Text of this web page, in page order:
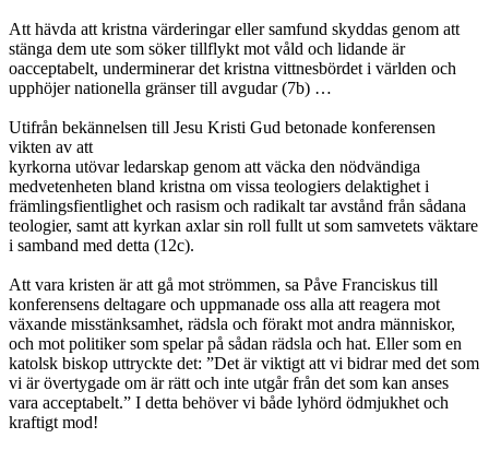
Att hävda att kristna värderingar eller samfund skyddas genom att
stänga dem ute som söker tillflykt mot våld och lidande är
oacceptabelt, underminerar det kristna vittnesbördet i världen och
upphöjer nationella gränser till avgudar (7b) …
Utifrån bekännelsen till Jesu Kristi Gud betonade konferensen
vikten av att
kyrkorna utövar ledarskap genom att väcka den nödvändiga
medvetenheten bland kristna om vissa teologiers delaktighet i
främlingsfientlighet och rasism och radikalt tar avstånd från sådana
teologier, samt att kyrkan axlar sin roll fullt ut som samvetets väktare
i samband med detta (12c).
Att vara kristen är att gå mot strömmen, sa Påve Franciskus till
konferensens deltagare och uppmanade oss alla att reagera mot
växande misstänksamhet, rädsla och förakt mot andra människor,
och mot politiker som spelar på sådan rädsla och hat. Eller som en
katolsk biskop uttryckte det: ”Det är viktigt att vi bidrar med det som
vi är övertygade om är rätt och inte utgår från det som kan anses
vara acceptabelt.” I detta behöver vi både lyhörd ödmjukhet och
kraftigt mod!